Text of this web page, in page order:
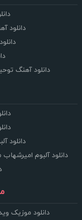
دانلود
دانلود آهنگ
دانلود
دانلود آلبوم
دانلود موزیک